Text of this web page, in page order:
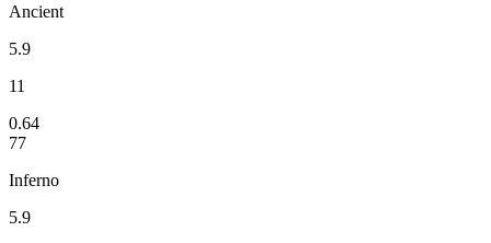
Ancient
5.9
11
0.64
77
Inferno
5.9